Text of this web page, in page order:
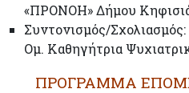
«ΠΡΟΝΟΗ» Δήμου
Συντονισμός/Σχολιασμός:
Oµ. Καθηγήτρια
ΠΡΟΓΡΑΜΜΑ